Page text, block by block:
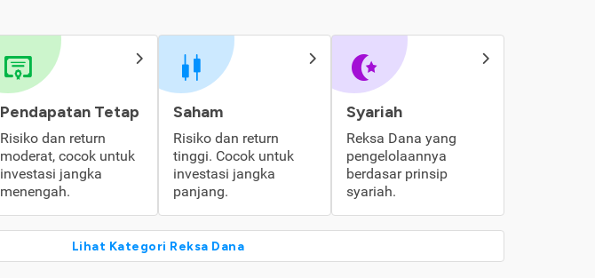
Pendapatan Tetap
Risiko dan return
moderat, cocok untuk
investasi jangka
menengah.
Saham
Risiko dan return
tinggi. Cocok untuk
investasi jangka
panjang.
Syariah
Reksa Dana yang
pengelolaannya
berdasar prinsip
syariah.
Lihat Kategori Reksa Dana